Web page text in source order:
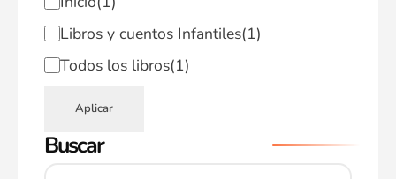
Libros y cuentos Infantiles(1)
Todos los libros(1)
Aplicar
Buscar